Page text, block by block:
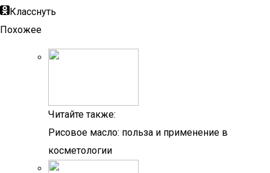
Класснуть
Похожее
Читайте также:
Рисовое масло: польза и применение в
косметологии